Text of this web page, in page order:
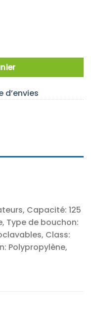
d’envies
Capacité: 125
Type de bouchon:
Class:
Polypropylène,